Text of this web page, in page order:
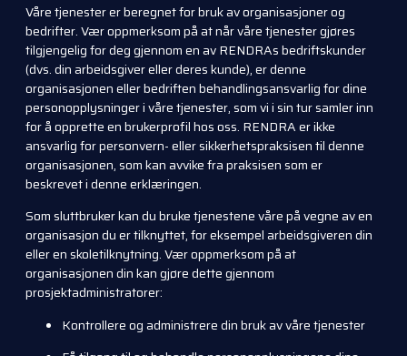
Våre tjenester er beregnet for bruk av organisasjoner og
bedrifter. Vær oppmerksom på at når våre tjenester gjøres
tilgjengelig for deg gjennom en av RENDRAs bedriftskunder
(dvs. din arbeidsgiver eller deres kunde), er denne
organisasjonen eller bedriften behandlingsansvarlig for dine
personopplysninger i våre tjenester, som vi i sin tur samler inn
for å opprette en brukerprofil hos oss. RENDRA er ikke
ansvarlig for personvern- eller sikkerhetspraksisen til denne
organisasjonen, som kan avvike fra praksisen som er
beskrevet i denne erklæringen.
Som sluttbruker kan du bruke tjenestene våre på vegne av en
organisasjon du er tilknyttet, for eksempel arbeidsgiveren din
eller en skoletilknytning. Vær oppmerksom på at
organisasjonen din kan gjøre dette gjennom
prosjektadministratorer:
Kontrollere og administrere din bruk av våre tjenester